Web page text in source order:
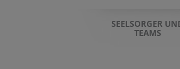
SEELSORGER
TEAMS